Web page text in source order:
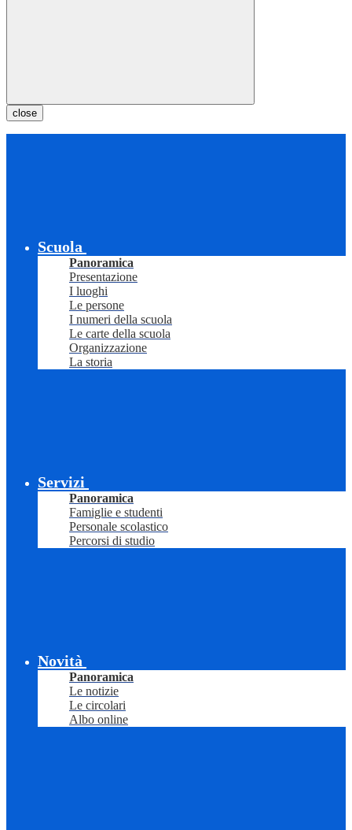
close
Scuola
Panoramica
Presentazione
I luoghi
Le persone
I numeri della scuola
Le carte della scuola
Organizzazione
La storia
Servizi
Panoramica
Famiglie e studenti
Personale scolastico
Percorsi di studio
Novità
Panoramica
Le notizie
Le circolari
Albo online